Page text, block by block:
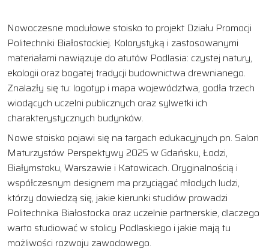
Nowoczesne modułowe stoisko to projekt Działu Promocji
Politechniki Białostockiej. Kolorystyką i zastosowanymi
materiałami nawiązuje do atutów Podlasia: czystej natury,
ekologii oraz bogatej tradycji budownictwa drewnianego.
Znalazły się tu: logotyp i mapa województwa, godła trzech
wiodących uczelni publicznych oraz sylwetki ich
charakterystycznych budynków.
Nowe stoisko pojawi się na targach edukacyjnych pn. Salon
Maturzystów Perspektywy 2025 w Gdańsku, Łodzi,
Białymstoku, Warszawie i Katowicach. Oryginalnością i
współczesnym designem ma przyciągać młodych ludzi,
którzy dowiedzą się, jakie kierunki studiów prowadzi
Politechnika Białostocka oraz uczelnie partnerskie, dlaczego
warto studiować w stolicy Podlaskiego i jakie mają tu
możliwości rozwoju zawodowego.